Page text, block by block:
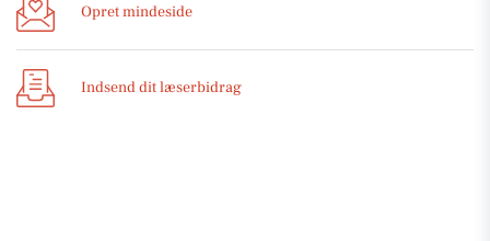
Opret mindeside
Indsend dit læserbidrag